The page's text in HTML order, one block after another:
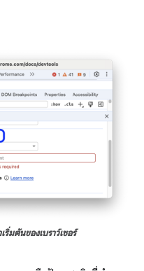
ริ่มต้นของเบราว์เซอร์